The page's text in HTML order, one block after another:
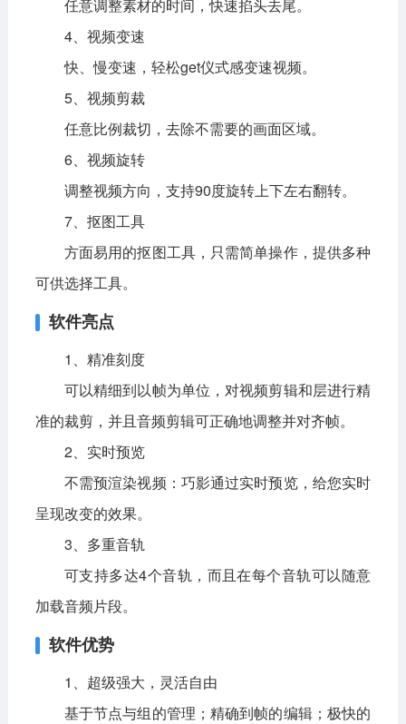
任意调整素材的时间，快速掐头去尾。
4、视频变速
快、慢变速，轻松get仪式感变速视频。
5、视频剪裁
任意比例裁切，去除不需要的画面区域。
6、视频旋转
调整视频方向，支持90度旋转上下左右翻转。
7、抠图工具
方面易用的抠图工具，只需简单操作，提供多种
可供选择工具。
软件亮点
1、精准刻度
可以精细到以帧为单位，对视频剪辑和层进行精
准的裁剪，并且音频剪辑可正确地调整并对齐帧。
2、实时预览
不需预渲染视频：巧影通过实时预览，给您实时
呈现改变的效果。
3、多重音轨
可支持多达4个音轨，而且在每个音轨可以随意
加载音频片段。
软件优势
1、超级强大，灵活自由
基于节点与组的管理；精确到帧的编辑；极快的